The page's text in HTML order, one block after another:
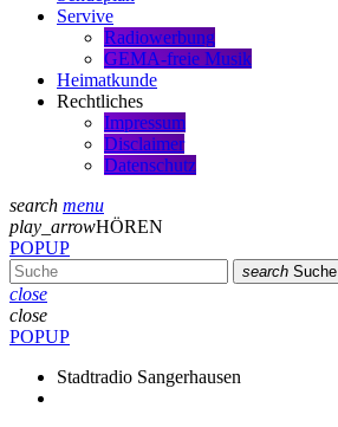
Servive
Radiowerbung
GEMA-freie Musik
Heimatkunde
Rechtliches
Impressum
Disclaimer
Datenschutz
search menu
play_arrowHÖREN
POPUP
search Suche
close
close
POPUP
Stadtradio Sangerhausen